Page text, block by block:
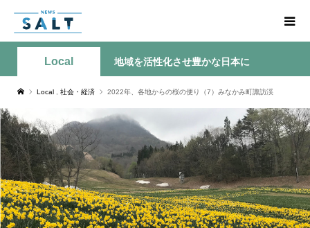
Local 地域を活性化させ豊かな日本に
Local 社会・経済 2022年、各地からの桜の便り（7）みなかみ町諏訪渓